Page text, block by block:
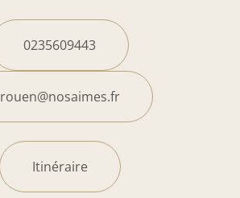
0235609443
rouen@nosaimes.fr
Itinéraire